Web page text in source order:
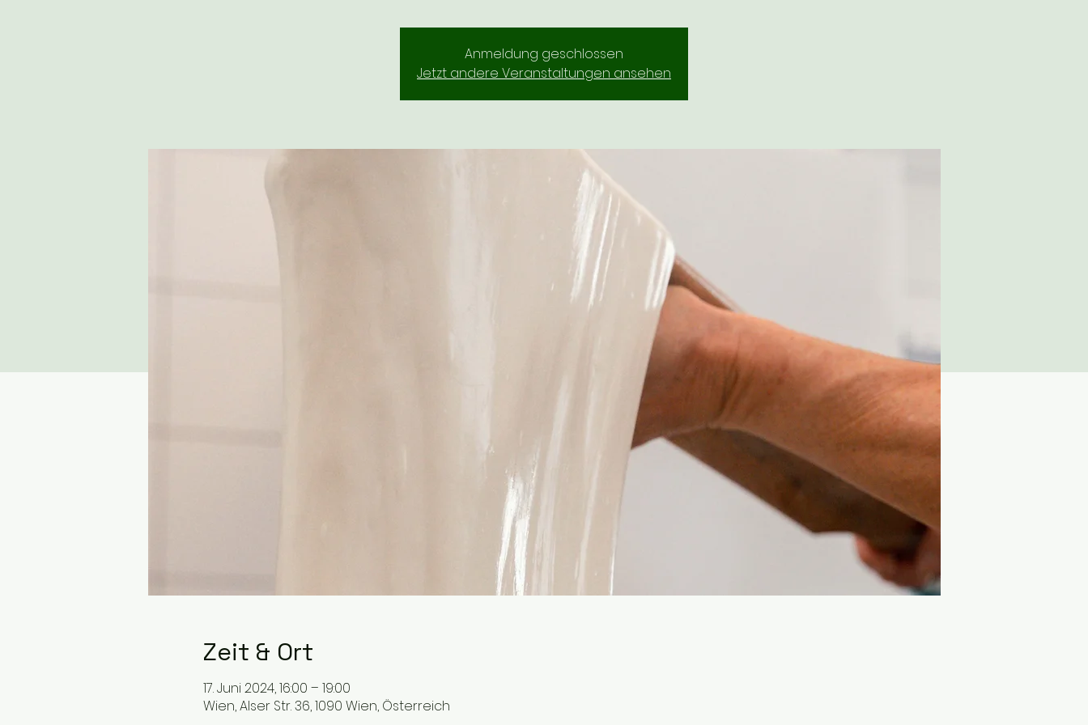
Anmeldung geschlossen
Jetzt andere Veranstaltungen ansehen
Zeit & Ort
17. Juni 2024, 16:00 – 19:00
Wien, Alser Str. 36, 1090 Wien, Österreich